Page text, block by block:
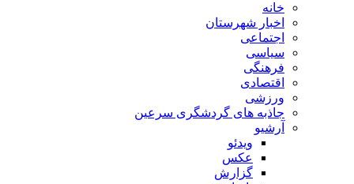
خانه
اخبار شهرستان
اجتماعی
سیاسی
فرهنگی
اقتصادی
ورزشی
جاذبه های گردشگری سرعین
آرشیو
ویدئو
عکس
گزارش